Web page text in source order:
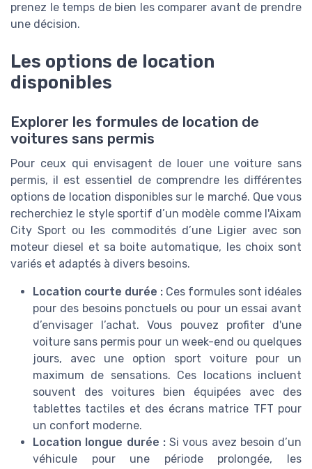
prenez le temps de bien les comparer avant de prendre
une décision.
Les options de location
disponibles
Explorer les formules de location de
voitures sans permis
Pour ceux qui envisagent de louer une voiture sans
permis, il est essentiel de comprendre les différentes
options de location disponibles sur le marché. Que vous
recherchiez le style sportif d’un modèle comme l'Aixam
City Sport ou les commodités d’une Ligier avec son
moteur diesel et sa boite automatique, les choix sont
variés et adaptés à divers besoins.
Location courte durée : Ces formules sont idéales
pour des besoins ponctuels ou pour un essai avant
d’envisager l’achat. Vous pouvez profiter d'une
voiture sans permis pour un week-end ou quelques
jours, avec une option sport voiture pour un
maximum de sensations. Ces locations incluent
souvent des voitures bien équipées avec des
tablettes tactiles et des écrans matrice TFT pour
un confort moderne.
Location longue durée :Si vous avez besoin d’un
véhicule pour une période prolongée, les